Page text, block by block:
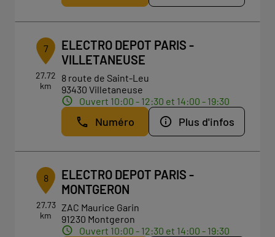
7
27.72
km
ELECTRO DEPOT PARIS -
VILLETANEUSE
8 route de Saint-Leu
93430 Villetaneuse
Ouvert 10:00 - 12:30 et 14:00 - 19:30
Numéro Plus d'infos
8
27.73
km
ELECTRO DEPOT PARIS -
MONTGERON
ZAC Maurice Garin
91230 Montgeron
Ouvert 10:00 - 12:30 et 14:00 - 19:30